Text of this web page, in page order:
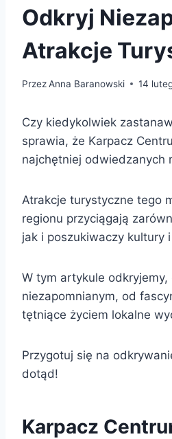
Odkryj
Atrakcje
PrzezAnna Baranowski 14
Czy kiedykolwiek
sprawia, że Karpacz
najchętniej odwiedzanych
Atrakcje turystyczne tego
regionu przyciągają
jak i poszukiwaczy kultury
W tym artykule
niezapomnianym, od
tętniące życiem lokalne
Przygotuj się na
dotąd!
Karpacz